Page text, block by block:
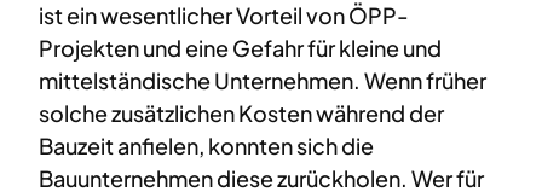
ist ein wesentlicher Vorteil von ÖPP-
Projekten und eine Gefahr für kleine und
mittelständische Unternehmen. Wenn früher
solche zusätzlichen Kosten während der
Bauzeit anfielen, konnten sich die
Bauunternehmen diese zurückholen. Wer für